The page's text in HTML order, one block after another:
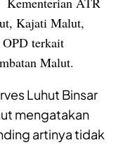
Kajati Malut,
terkait
Malut.
Luhut Binsar
mengatakan
artinya tidak